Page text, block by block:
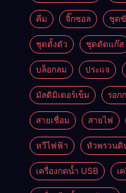
คีม จิ๊กซอล ชุด
ชุดตั้งตัว ชุดตัดแก๊ส
บล็อกลม ประแจ
มัลติมิเตอร์เข็ม รอก
สายเชื่อม สายไฟ
หวีไฟฟ้า หัวพรวนดิ
เครื่องกดน้ำ USB เ